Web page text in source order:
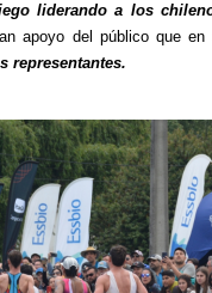
liderando a los
apoyo del público que en
representantes.